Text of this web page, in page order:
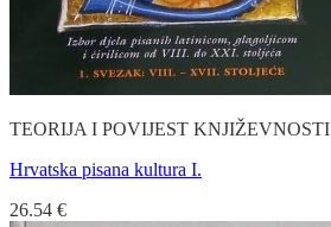
TEORIJA I POVIJEST KNJIŽEVNOSTI
Hrvatska pisana kultura I.
26.54 €